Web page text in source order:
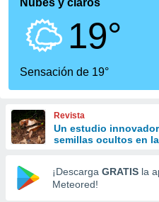
que se
calidad.
a este
las
y
forma
digital
basada
Nubes y claros
19°
Sensación de 19°
Revista
Un estudio
semillas ocultos en
¡Descarga GRATIS la
Meteored!